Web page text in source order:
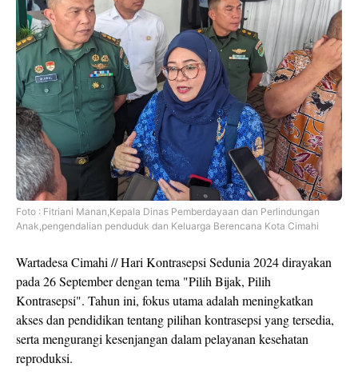
Foto : Fitriani Manan,Kepala Dinas Pemberdayaan dan Perlindungan
Anak,pengendalian penduduk dan Keluarga Berencana Kota Cimahi
Wartadesa Cimahi // Hari Kontrasepsi Sedunia 2024 dirayakan
pada 26 September dengan tema "Pilih Bijak, Pilih
Kontrasepsi". Tahun ini, fokus utama adalah meningkatkan
akses dan pendidikan tentang pilihan kontrasepsi yang tersedia,
serta mengurangi kesenjangan dalam pelayanan kesehatan
reproduksi.